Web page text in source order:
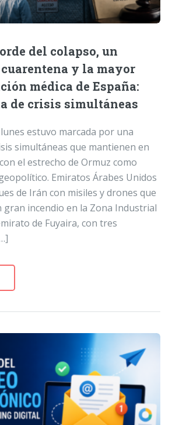
del colapso, un
y la mayor
médica de España:
de crisis simultáneas
estuvo marcada por una
simultáneas que mantienen en
el estrecho de Ormuz como
Emiratos Árabes Unidos
de Irán con misiles y drones que
incendio en la Zona Industrial
de Fuyaira, con tres